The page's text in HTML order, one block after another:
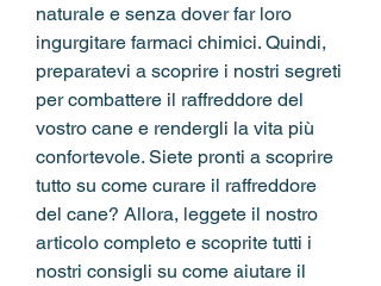
naturale e senza dover far loro
ingurgitare farmaci chimici. Quindi,
preparatevi a scoprire i nostri segreti
per combattere il raffreddore del
vostro cane e rendergli la vita più
confortevole. Siete pronti a scoprire
tutto su come curare il raffreddore
del cane? Allora, leggete il nostro
articolo completo e scoprite tutti i
nostri consigli su come aiutare il